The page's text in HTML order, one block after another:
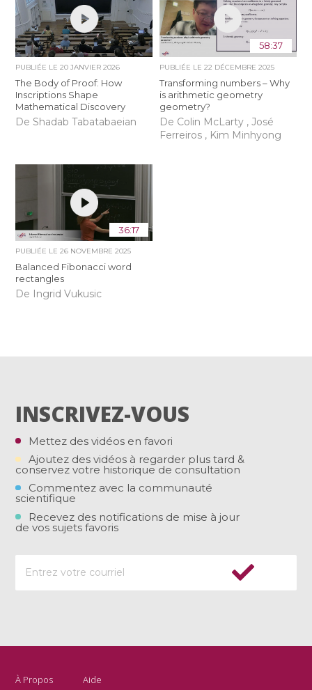
PUBLIÉE LE20 JANVIER 2026
The Body of Proof: How
Inscriptions Shape
Mathematical Discovery
De Shadab Tabatabaeian
58:37
PUBLIÉE LE 22 DÉCEMBRE 2025
Transforming numbers – Why
is arithmetic geometry
geometry?
De Colin McLarty , José
Ferreiros , Kim Minhyong
36:17
PUBLIÉE LE26 NOVEMBRE 2025
Balanced Fibonacci word
rectangles
De Ingrid Vukusic
INSCRIVEZ-VOUS
Mettez des vidéos en favori
Ajoutez des vidéos à regarder plus tard &
conservez votre historique de consultation
Commentez avec la communauté
scientifique
Recevez des notifications de mise à jour
de vos sujets favoris
À Propos Aide